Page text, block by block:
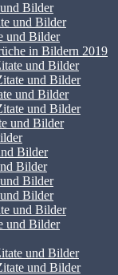
Bilder
und Bilder
und Bilder
in Bildern 2019
und Bilder
und Bilder
und Bilder
und Bilder
und Bilder
Bilder
Bilder
Bilder
Bilder
und Bilder
und Bilder
und Bilder
und Bilder